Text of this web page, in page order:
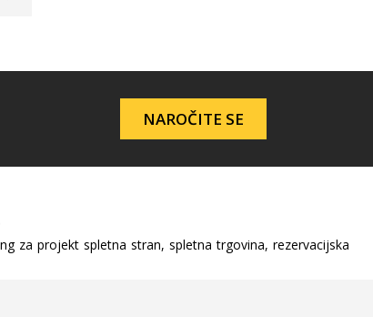
NAROČITE SE
za projekt spletna stran, spletna trgovina, rezervacijska